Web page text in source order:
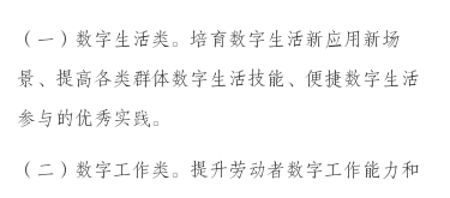
（一）数字生活类。培育数字生活新应用新场
景、提高各类群体数字生活技能、便捷数字生活
参与的优秀实践。
（二）数字工作类。提升劳动者数字工作能力和